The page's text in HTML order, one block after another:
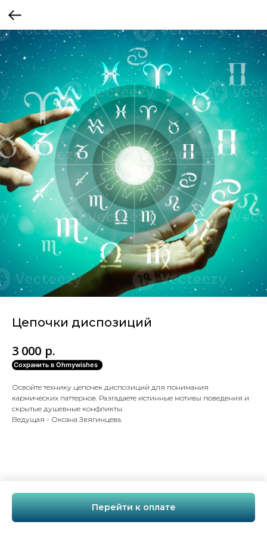
Цепочки диспозиций
3 000 р.
Сохранить в Ohmywishes
Перейти к оплате
Освойте технику цепочек диспозиций для понимания
кармических паттернов. Разгадаете истинные мотивы поведения и
скрытые душевные конфликты.
Ведущая - Оксана Звягинцева.